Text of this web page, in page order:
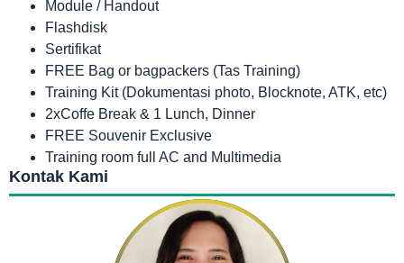
Module / Handout
Flashdisk
Sertifikat
FREE Bag or bagpackers (Tas Training)
Training Kit (Dokumentasi photo, Blocknote, ATK, etc)
2xCoffe Break & 1 Lunch, Dinner
FREE Souvenir Exclusive
Training room full AC and Multimedia
Kontak Kami